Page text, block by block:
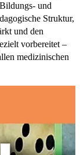
und
Struktur,
und den
vorbereitet –
medizinischen